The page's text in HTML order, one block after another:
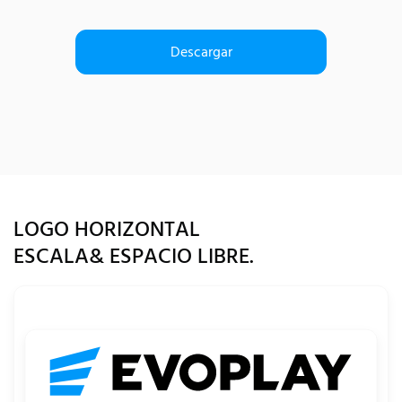
Descargar
LOGO HORIZONTAL
ESCALA& ESPACIO LIBRE.